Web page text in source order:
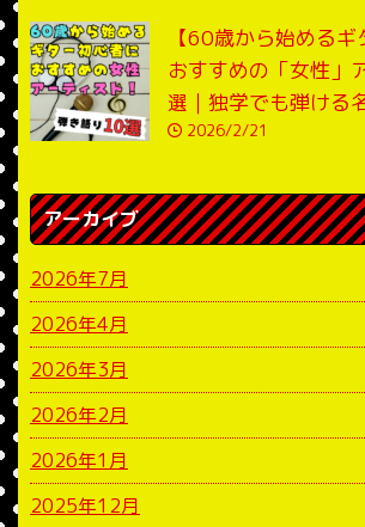
【60歳から始める
おすすめの「女性」
選｜独学でも弾ける
2026/2/21
アーカイブ
2026年7月
2026年4月
2026年3月
2026年2月
2026年1月
2025年12月